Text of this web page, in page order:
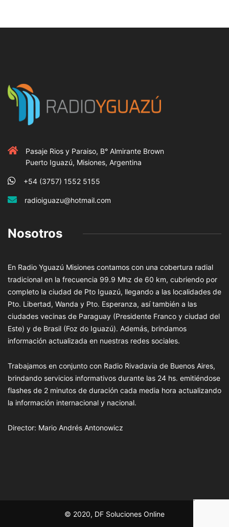
Pasaje Rios y Paraiso, B° Almirante Brown
Puerto Iguazú, Misiones, Argentina
+54 (3757) 1552 5155
radioiguazu@hotmail.com
Nosotros
En Radio Yguazú Misiones contamos con una cobertura radial
tradicional en la frecuencia 99.9 Mhz de 60 km, cubriendo por
completo la ciudad de Pto Iguazú, llegando a las localidades de
Pto. Libertad, Wanda y Pto. Esperanza, así también a las
ciudades vecinas de Paraguay (Presidente Franco y ciudad del
Este) y de Brasil (Foz do Iguazú). Además, brindamos
información actualizada en nuestras redes sociales.
Trabajamos en conjunto con Radio Rivadavia de Buenos Aires,
brindando servicios informativos durante las 24 hs. emitiéndose
flashes de 2 minutos de duración cada media hora actualizando
la información internacional y nacional.
Director: Mario Andrés Antonowicz
© 2020, DF Soluciones Online